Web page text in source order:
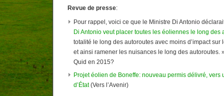
Revue de presse:
Pour rappel, voici ce que le Ministre Di Antonio
Di Antonio veut placer toutes les éoliennes le long des
totalité le long des autoroutes avec moins d’impact
et ainsi ramener les nuisances le long des autoroutes.
Quid en 2015?
Projet éolien de Boneffe: nouveau permis délivré, vers
d’État(Vers l’Avenir)